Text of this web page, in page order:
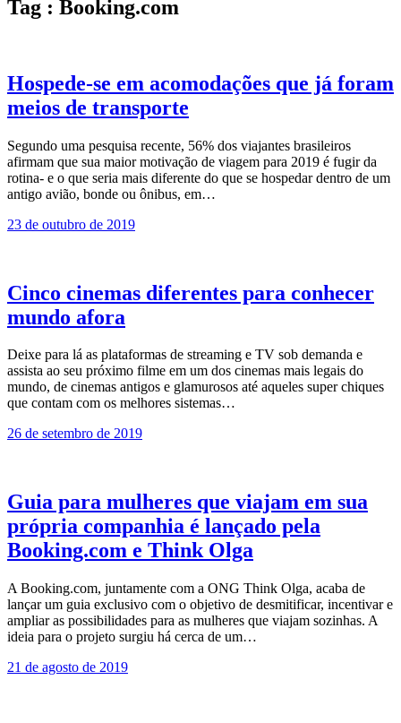
Tag : Booking.com
Hospede-se em acomodações que já foram
meios de transporte
Segundo uma pesquisa recente, 56% dos viajantes brasileiros
afirmam que sua maior motivação de viagem para 2019 é fugir da
rotina- e o que seria mais diferente do que se hospedar dentro de um
antigo avião, bonde ou ônibus, em…
23 de outubro de 2019
Cinco cinemas diferentes para conhecer
mundo afora
Deixe para lá as plataformas de streaming e TV sob demanda e
assista ao seu próximo filme em um dos cinemas mais legais do
mundo, de cinemas antigos e glamurosos até aqueles super chiques
que contam com os melhores sistemas…
26 de setembro de 2019
Guia para mulheres que viajam em sua
própria companhia é lançado pela
Booking.com e Think Olga
A Booking.com, juntamente com a ONG Think Olga, acaba de
lançar um guia exclusivo com o objetivo de desmitificar, incentivar e
ampliar as possibilidades para as mulheres que viajam sozinhas. A
ideia para o projeto surgiu há cerca de um…
21 de agosto de 2019